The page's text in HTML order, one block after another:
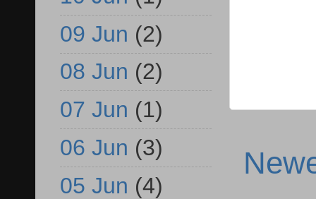
09 Jun (2)
08 Jun (2)
07 Jun (1)
06 Jun (3)
05 Jun (4)